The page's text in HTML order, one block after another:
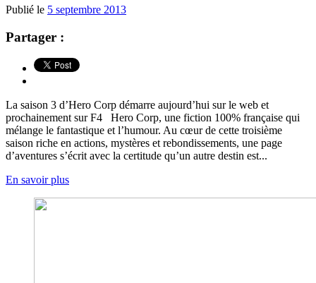
Publié le 5 septembre 2013
Partager :
La saison 3 d’Hero Corp démarre aujourd’hui sur le web et
prochainement sur F4 Hero Corp, une fiction 100% française qui
mélange le fantastique et l’humour. Au cœur de cette troisième
saison riche en actions, mystères et rebondissements, une page
d’aventures s’écrit avec la certitude qu’un autre destin est...
En savoir plus